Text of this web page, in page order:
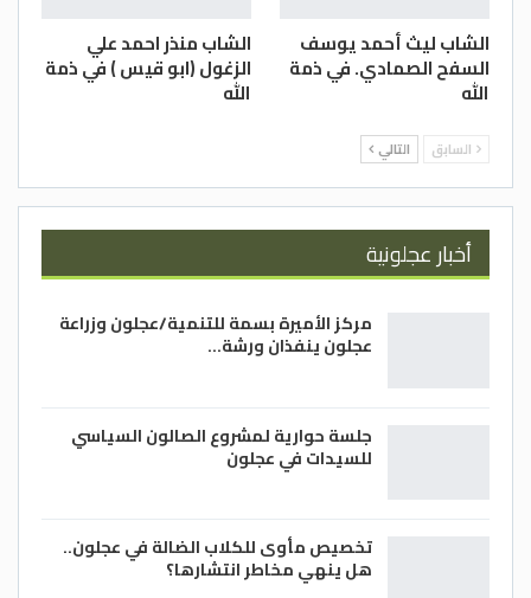
الشاب ليث أحمد يوسف
السفح الصمادي. في ذمة
الله
الشاب منذر احمد علي
الزغول (ابو قيس ) في ذمة
الله
السابق التالي
أخبار عجلونية
مركز الأميرة بسمة للتنمية/عجلون وزراعة
عجلون ينفذان ورشة…
جلسة حوارية لمشروع الصالون السياسي
للسيدات في عجلون
تخصيص مأوى للكلاب الضالة في عجلون..
هل ينهي مخاطر انتشارها؟